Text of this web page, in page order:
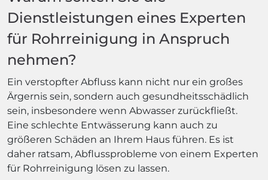
Dienstleistungen eines Experten
für Rohrreinigung in Anspruch
nehmen?
Ein verstopfter Abfluss kann nicht nur ein großes
Ärgernis sein, sondern auch gesundheitsschädlich
sein, insbesondere wenn Abwasser zurückfließt.
Eine schlechte Entwässerung kann auch zu
größeren Schäden an Ihrem Haus führen. Es ist
daher ratsam, Abflussprobleme von einem Experten
für Rohrreinigung lösen zu lassen.